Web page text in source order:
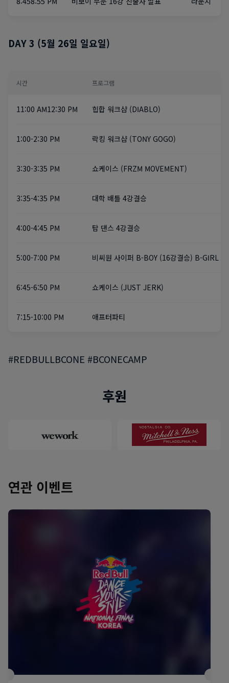
DAY 3 (5월 26일 일요일)
시간 프로그램
11:00 AM~12:30 PM 힙합 워크샵 (DIABLO)
1:00-2:30 PM 락킹 워크샵 (TONY GOGO)
3:30-3:35 PM 쇼케이스 (FRZM MOVEMENT)
3:35-4:35 PM 대학 배틀 4강~결승
4:00-4:45 PM 탑 댄스 4강~결승
5:00-7:00 PM 비씨원 사이퍼 B-BOY (16강~결승) B-GIRL (4
6:45-6:50 PM 쇼케이스 (JUST JERK)
7:15-10:00 PM 애프터파티
#REDBULLBCONE #BCONECAMP
후원
연관 이벤트